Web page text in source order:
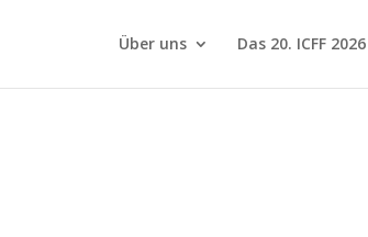
Über uns Das 20. ICFF 2026